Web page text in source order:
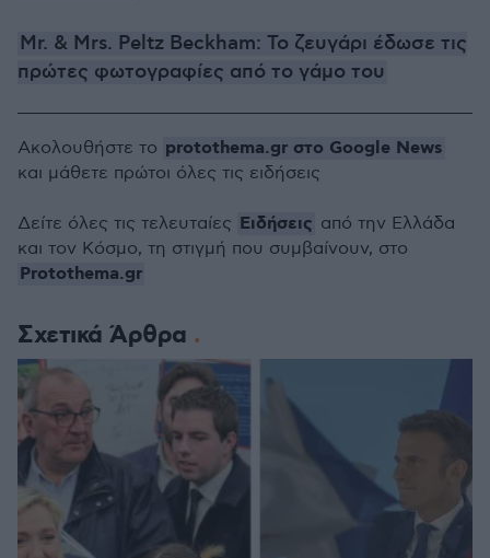
Mr. & Mrs. Peltz Beckham: Το ζευγάρι έδωσε τις
πρώτες φωτογραφίες από το γάμο του
Σχετικά Άρθρα
Ακολουθήστε το protothema.gr στο Google News
και μάθετε πρώτοι όλες τις ειδήσεις
Δείτε όλες τις τελευταίες Ειδήσεις από την Ελλάδα
και τον Κόσμο, τη στιγμή που συμβαίνουν, στο
Protothema.gr